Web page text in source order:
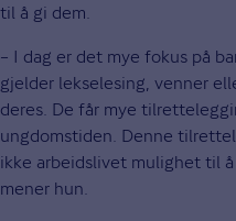
til å gi dem.
– I dag er det mye fokus på
gjelder lekselesing, venner
deres. De får mye
ungdomstiden. Denne
ikke arbeidslivet mulighet til
mener hun.